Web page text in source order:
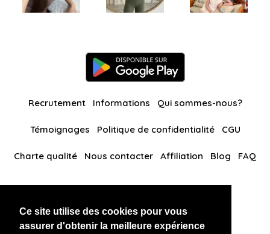
Ce site utilise des cookies pour vous
assurer d'obtenir la meilleure expérience
Recrutement Informations Qui sommes-nous?
Témoignages Politique de confidentialité CGU
Charte qualité Nous contacter Affiliation Blog FAQ
BlackAndBeauties RussianKisses